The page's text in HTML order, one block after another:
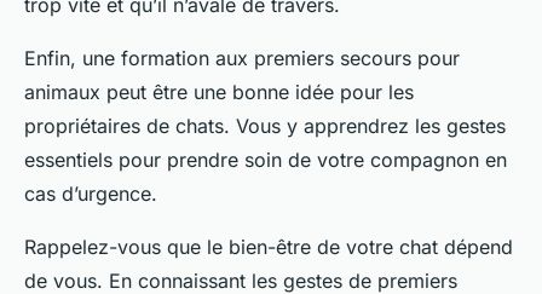
Enfin, une formation aux premiers secours pour
animaux peut être une bonne idée pour les
propriétaires de chats. Vous y apprendrez les gestes
essentiels pour prendre soin de votre compagnon en
cas d’urgence.
Rappelez-vous que le bien-être de votre chat dépend
de vous. En connaissant les gestes de premiers